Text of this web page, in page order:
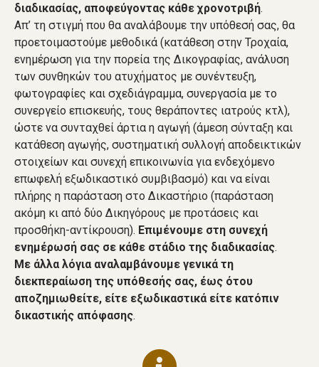
διαδικασίας, αποφεύγοντας κάθε χρονοτριβή.
Απ’ τη στιγμή που θα αναλάβουμε την υπόθεσή σας, θα
προετοιμαστούμε μεθοδικά (κατάθεση στην Τροχαία,
ενημέρωση για την πορεία της Δικογραφίας, ανάλυση
των συνθηκών του ατυχήματος με συνέντευξη,
φωτογραφίες και σχεδιάγραμμα, συνεργασία με το
συνεργείο επισκευής, τους θεράποντες ιατρούς κτλ),
ώστε να συνταχθεί άρτια η αγωγή (άμεση σύνταξη και
κατάθεση αγωγής, συστηματική συλλογή αποδεικτικών
στοιχείων και συνεχή επικοινωνία για ενδεχόμενο
επωφελή εξωδικαστικό συμβιβασμό) και να είναι
πλήρης η παράσταση στο Δικαστήριο (παράσταση
ακόμη κι από δύο Δικηγόρους με προτάσεις και
προσθήκη-αντίκρουση). Επιμένουμε στη συνεχή
ενημέρωσή σας σε κάθε στάδιο της διαδικασίας.
Με άλλα λόγια αναλαμβάνουμε γενικά τη
διεκπεραίωση της υπόθεσής σας, έως ότου
αποζημιωθείτε, είτε εξωδικαστικά είτε κατόπιν
δικαστικής απόφασης.